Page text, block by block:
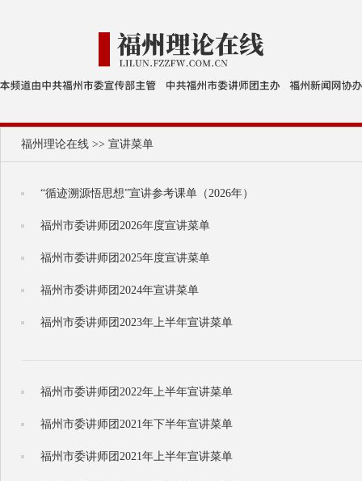
福州理论在线 >> 宣讲菜单
“循迹溯源悟思想”宣讲参考课单（2026年）
福州市委讲师团2026年度宣讲菜单
福州市委讲师团2025年度宣讲菜单
福州市委讲师团2024年宣讲菜单
福州市委讲师团2023年上半年宣讲菜单
福州市委讲师团2022年上半年宣讲菜单
福州市委讲师团2021年下半年宣讲菜单
福州市委讲师团2021年上半年宣讲菜单